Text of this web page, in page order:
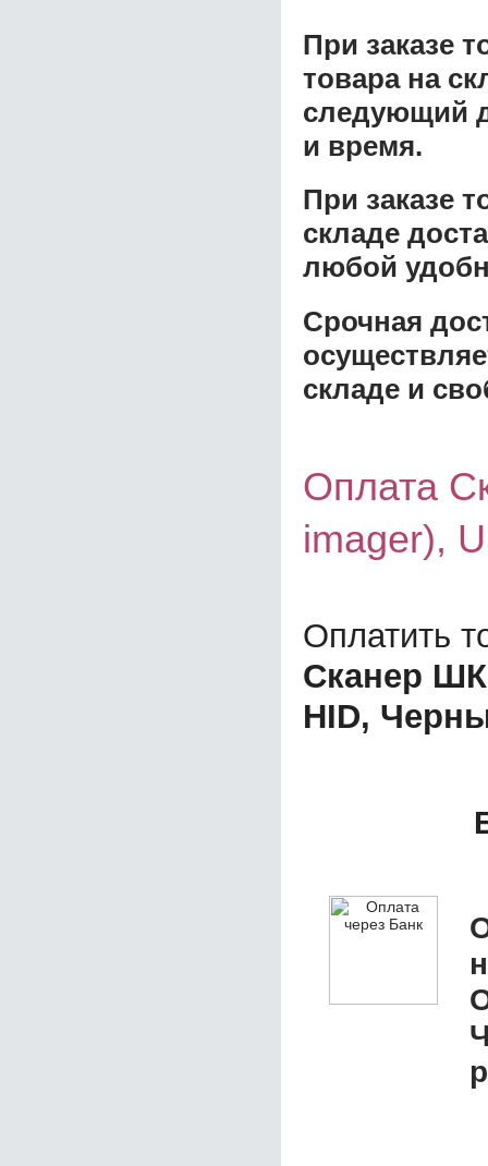
При заказе
товара на
следующий
и время.
При заказе
складе
любой
Срочная
складе и
Оплата
imager),
Оплатить
Сканер ШК
HID,